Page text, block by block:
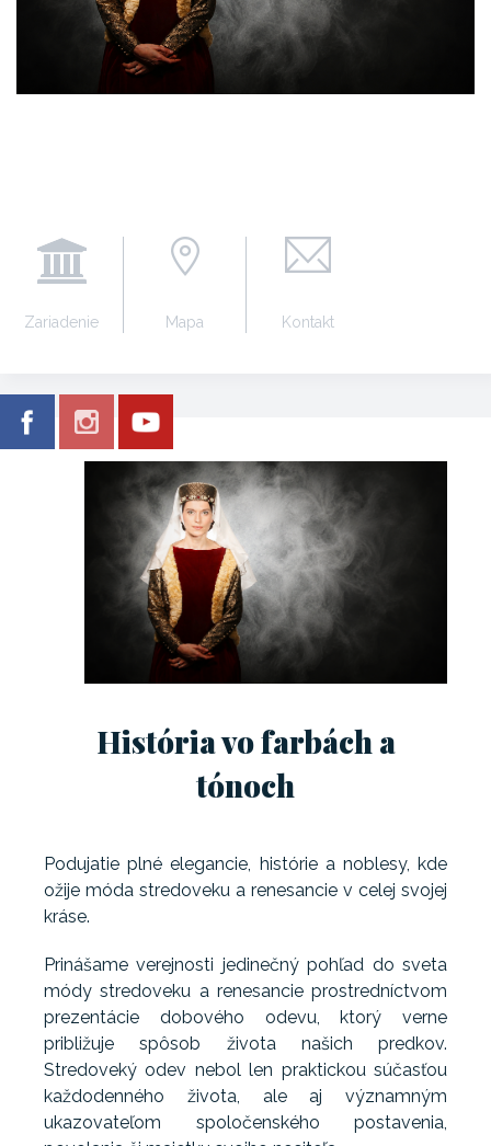
Zariadenie Mapa Kontakt
História vo farbách a
tónoch
Podujatie plné elegancie, histórie a noblesy, kde
ožije móda stredoveku a renesancie v celej svojej
kráse.
Prinášame verejnosti jedinečný pohľad do sveta
módy stredoveku a renesancie prostredníctvom
prezentácie dobového odevu, ktorý verne
približuje spôsob života našich predkov.
Stredoveký odev nebol len praktickou súčasťou
každodenného života, ale aj významným
ukazovateľom spoločenského postavenia,